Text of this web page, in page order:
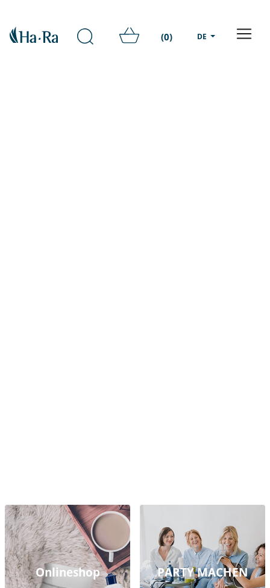
(0) DE
Onlineshop PARTY MACHEN